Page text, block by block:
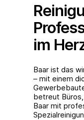
im
Baar ist das
– mit einem
betreut
Baar mit